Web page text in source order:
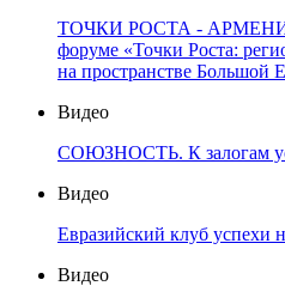
ТОЧКИ РОСТА -
форуме «Точки Роста:
на пространстве Большой
Видео
СОЮЗНОСТЬ. К залогам
Видео
Евразийский клуб успехи
Видео